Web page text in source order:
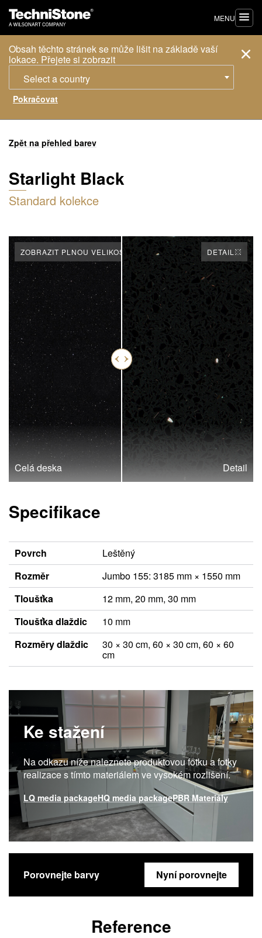
Obsah těchto stránek se může lišit na základě vaší
lokace. Přejete si zobrazit
Select a country
MENU
Zpět na přehled barev
Starlight Black
Standard kolekce
ZOBRAZIT PLNOU VELIKOST
Celá deska
DETAIL
Detail
Specifikace
Povrch
Leštěný
Rozměr
Jumbo 155: 3185 mm × 1550 mm
Tloušťka
12 mm, 20 mm, 30 mm
Tloušťka dlaždic
10 mm
Rozměry dlaždic
30 × 30 cm, 60 × 30 cm, 60 × 60
cm
Ke stažení
Na odkazu níže naleznete produktovou fotku a fotky
realizace s tímto materiálem ve vysokém rozlišení.
LQ media packageHQ media packagePBR Materiály
Porovnejte barvy Nyní porovnejte
Reference